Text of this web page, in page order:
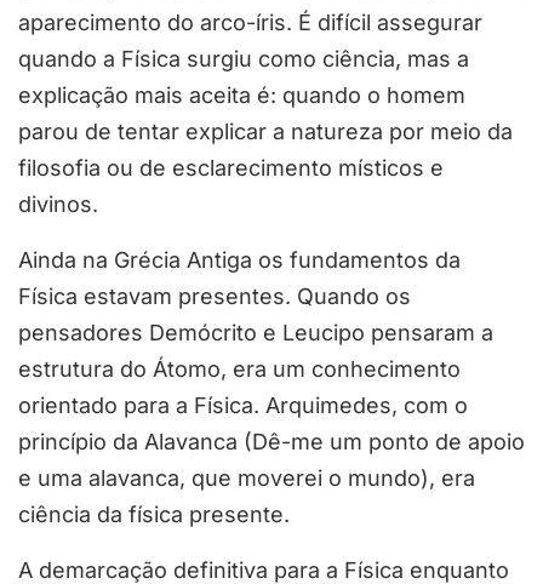
aparecimento do arco-íris. É difícil assegurar
quando a Física surgiu como ciência, mas a
explicação mais aceita é: quando o homem
parou de tentar explicar a natureza por meio da
filosofia ou de esclarecimento místicos e
divinos.
Ainda na Grécia Antiga os fundamentos da
Física estavam presentes. Quando os
pensadores Demócrito e Leucipo pensaram a
estrutura do Átomo, era um conhecimento
orientado para a Física. Arquimedes, com o
princípio da Alavanca (Dê-me um ponto de apoio
e uma alavanca, que moverei o mundo), era
ciência da física presente.
A demarcação definitiva para a Física enquanto